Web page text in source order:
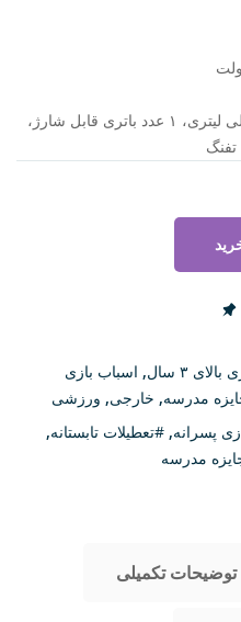
اقلام همراه : ۱عدد مخزن آب ۸۰۰ میلی لیتری، ۱ عدد باتری قابل شارژ،
۳ سال , اسباب بازی
مدرسه, خارجی, ورزشی
پسرانه, #تعطیلات تابستانه,
مدرسه
توضیحات تکمیلی